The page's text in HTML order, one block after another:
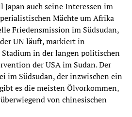
auch seine Interessen im
Mächte um Afrika
Friedensmission im Südsudan,
UN läuft, markiert in
in der langen politischen
der USA im Sudan. Der
im Südsudan, der inzwischen ein
es die meisten Ölvorkommen,
von chinesischen